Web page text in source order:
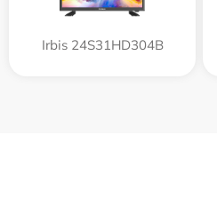
Irbis 24S31HD304B